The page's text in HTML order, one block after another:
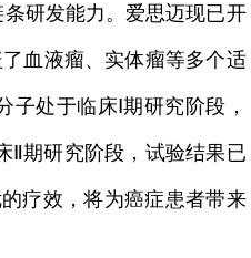
研发能力。爱思迈现已开
血液瘤、实体瘤等多个适
处于临床Ⅰ期研究阶段，
Ⅱ期研究阶段，试验结果已
疗效，将为癌症患者带来